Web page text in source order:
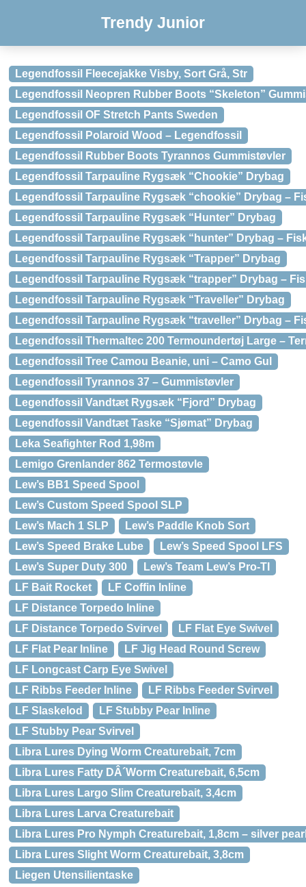
Trendy Junior
Legendfossil Fleecejakke Visby, Sort Grå, Str
Legendfossil Neopren Rubber Boots “Skeleton”
Legendfossil OF Stretch Pants Sweden
Legendfossil Polaroid Wood – Legendfossil
Legendfossil Rubber Boots Tyrannos Gummistøvler
Legendfossil Tarpauline Rygsæk “Chookie” Drybag
Legendfossil Tarpauline Rygsæk “chookie” Drybag –
Legendfossil Tarpauline Rygsæk “Hunter” Drybag
Legendfossil Tarpauline Rygsæk “hunter” Drybag –
Legendfossil Tarpauline Rygsæk “Trapper” Drybag
Legendfossil Tarpauline Rygsæk “trapper” Drybag –
Legendfossil Tarpauline Rygsæk “Traveller” Drybag
Legendfossil Tarpauline Rygsæk “traveller” Drybag –
Legendfossil Thermaltec 200 Termoundertøj Large –
Legendfossil Tree Camou Beanie, uni – Camo Gul
Legendfossil Tyrannos 37 – Gummistøvler
Legendfossil Vandtæt Rygsæk “Fjord” Drybag
Legendfossil Vandtæt Taske “Sjømat” Drybag
Leka Seafighter Rod 1,98m
Lemigo Grenlander 862 Termostøvle
Lew’s BB1 Speed Spool
Lew’s Custom Speed Spool SLP
Lew’s Mach 1 SLP
Lew’s Paddle Knob Sort
Lew’s Speed Brake Lube
Lew’s Speed Spool LFS
Lew’s Super Duty 300
Lew’s Team Lew’s Pro-TI
LF Bait Rocket
LF Coffin Inline
LF Distance Torpedo Inline
LF Distance Torpedo Svirvel
LF Flat Eye Swivel
LF Flat Pear Inline
LF Jig Head Round Screw
LF Longcast Carp Eye Swivel
LF Ribbs Feeder Inline
LF Ribbs Feeder Svirvel
LF Slaskelod
LF Stubby Pear Inline
LF Stubby Pear Svirvel
Libra Lures Dying Worm Creaturebait, 7cm
Libra Lures Fatty DÂ´Worm Creaturebait, 6,5cm
Libra Lures Largo Slim Creaturebait, 3,4cm
Libra Lures Larva Creaturebait
Libra Lures Pro Nymph Creaturebait, 1,8cm – silver
Libra Lures Slight Worm Creaturebait, 3,8cm
Liegen Utensilientaske